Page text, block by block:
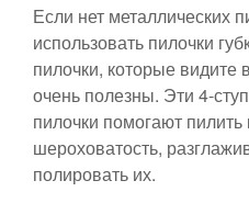
Если нет металлических
использовать пилочки
пилочки, которые видите
очень полезны. Эти 4-
пилочки помогают пилить
шероховатость,
полировать их.